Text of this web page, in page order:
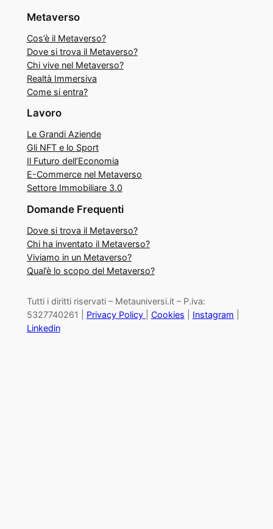
Metaverso
Cos’è il Metaverso?
Dove si trova il Metaverso?
Chi vive nel Metaverso?
Realtà Immersiva
Come si entra?
Lavoro
Le Grandi Aziende
Gli NFT e lo Sport
Il Futuro dell’Economia
E-Commerce nel Metaverso
Settore Immobiliare 3.0
Domande Frequenti
Dove si trova il Metaverso?
Chi ha inventato il Metaverso?
Viviamo in un Metaverso?
Qual’è lo scopo del Metaverso?
Tutti i diritti riservati – Metauniversi.it – P.iva:
5327740261 | Privacy Policy Cookies Instagram
Linkedin